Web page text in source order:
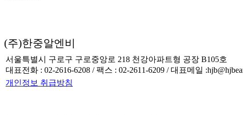
(주)한중알엔비
서울특별시 구로구 구로중앙로 218 천강아파트형 공장 B105호
대표전화 : 02-2616-6208 / 팩스 : 02-2611-6209 / 대표메일
개인정보 취급방침